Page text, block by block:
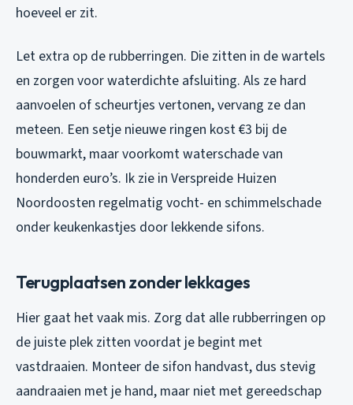
hoeveel er zit.
Let extra op de rubberringen. Die zitten in de wartels
en zorgen voor waterdichte afsluiting. Als ze hard
aanvoelen of scheurtjes vertonen, vervang ze dan
meteen. Een setje nieuwe ringen kost €3 bij de
bouwmarkt, maar voorkomt waterschade van
honderden euro’s. Ik zie in Verspreide Huizen
Noordoosten regelmatig vocht- en schimmelschade
onder keukenkastjes door lekkende sifons.
Terugplaatsen zonder lekkages
Hier gaat het vaak mis. Zorg dat alle rubberringen op
de juiste plek zitten voordat je begint met
vastdraaien. Monteer de sifon handvast, dus stevig
aandraaien met je hand, maar niet met gereedschap